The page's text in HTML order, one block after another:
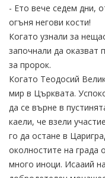
- Ето вече седем дни,
огъня негови кости!
Когато узнали за
започнали да оказват
за пророк.
Когато Теодосий
мир в Църквата.
да се върне в
каели, че взели
го да остане в
околностите на града
много иноци. Исааий